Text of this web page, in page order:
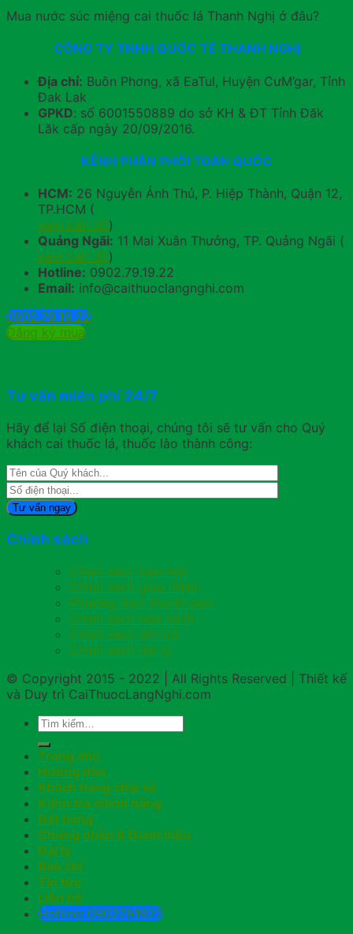
Mua nước súc miệng cai thuốc lá Thanh Nghị ở đâu?
CÔNG TY TNHH QUỐC TẾ THANH NGHỊ
Địa chỉ: Buôn Phơng, xã EaTul, Huyện CưM’gar, Tỉnh
Đak Lak
GPKD: số 6001550889 do sở KH & ĐT Tỉnh Đăk
Lăk cấp ngày 20/09/2016.
KÊNH PHÂN PHỐI TOÀN QUỐC
HCM: 26 Nguyễn Ảnh Thủ, P. Hiệp Thành, Quận 12,
TP.HCM (
xem bản đồ)
Quảng Ngãi: 11 Mai Xuân Thưởng, TP. Quảng Ngãi (
xem bản đồ)
Hotline: 0902.79.19.22
Email: info@caithuoclangnghi.com
0902.79.19.22
Đăng ký mua
Tư vấn miễn phí 24/7
Hãy để lại Số điện thoại, chúng tôi sẽ tư vấn cho Quý
khách cai thuốc lá, thuốc lào thành công:
Chính sách
Chính sách bảo mật
Chính sách giao nhận
Phương thức thanh toán
Chính sách bảo hành
Chính sách đổi trả
Chính sách đại lý
© Copyright 2015 - 2022 | All Rights Reserved | Thiết kế
và Duy trì CaiThuocLangNghi.com
Trang chủ
Hướng dẫn
Khách hàng chia sẻ
Kiểm tra chính hãng
Đặt hàng
Chứng nhận & Danh hiệu
Đại lý
Báo chí
Tin tức
Liên hệ
Hotline: 0902791922